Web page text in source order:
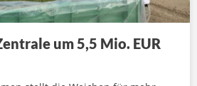
um 5,5 Mio. EUR